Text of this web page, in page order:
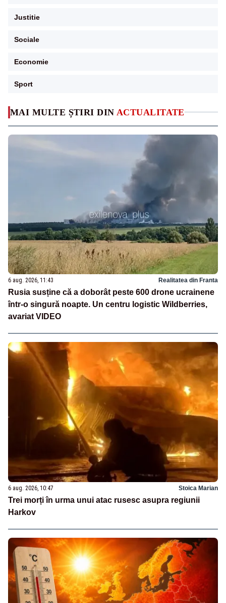
MAI MULTE ȘTIRI DIN ACTUALITATE
6 aug. 2026, 11:43 Realitatea din Franta
Rusia susține că a doborât peste 600 drone ucrainene
într-o singură noapte. Un centru logistic Wildberries,
avariat VIDEO
6 aug. 2026, 10:47 Stoica Marian
Trei morți în urma unui atac rusesc asupra regiunii
Harkov
Justitie
Sociale
Economie
Sport